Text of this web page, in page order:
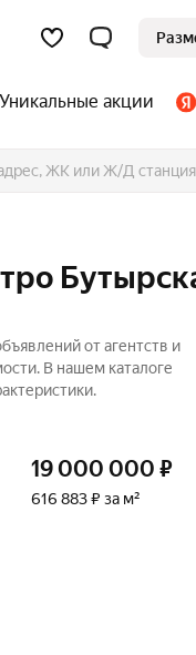
Уникальные акции
от агентств и
В нашем каталоге
19 000 000 ₽
616 883 ₽ за м²